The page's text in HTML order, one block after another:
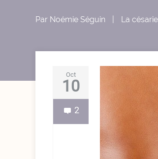
Par Noémie Séguin La
Oct
10
2